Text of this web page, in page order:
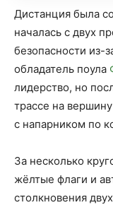
Дистанция была
началась с двух
безопасности из-
обладатель поула
лидерство, но
трассе на
с напарником по
За несколько
жёлтые флаги и
столкновения